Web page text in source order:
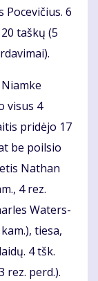
6
taškų (5
visus 4
pridėjo 17
be poilsio
Nathan
4 rez.
Waters-
tiesa,
4 tšk.
rez. perd.).